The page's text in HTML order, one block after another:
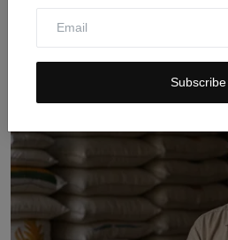
Subscribe
Amran Sulaiman Klarifikasi